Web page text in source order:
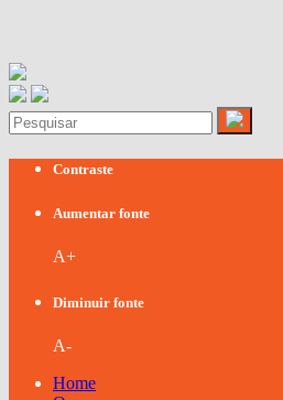
Contraste
Aumentar fonte
A+
Diminuir fonte
A-
Home